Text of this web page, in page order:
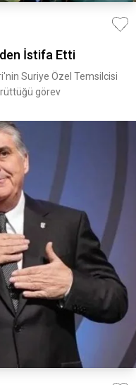
İstifa Etti
Suriye Özel Temsilcisi
görev